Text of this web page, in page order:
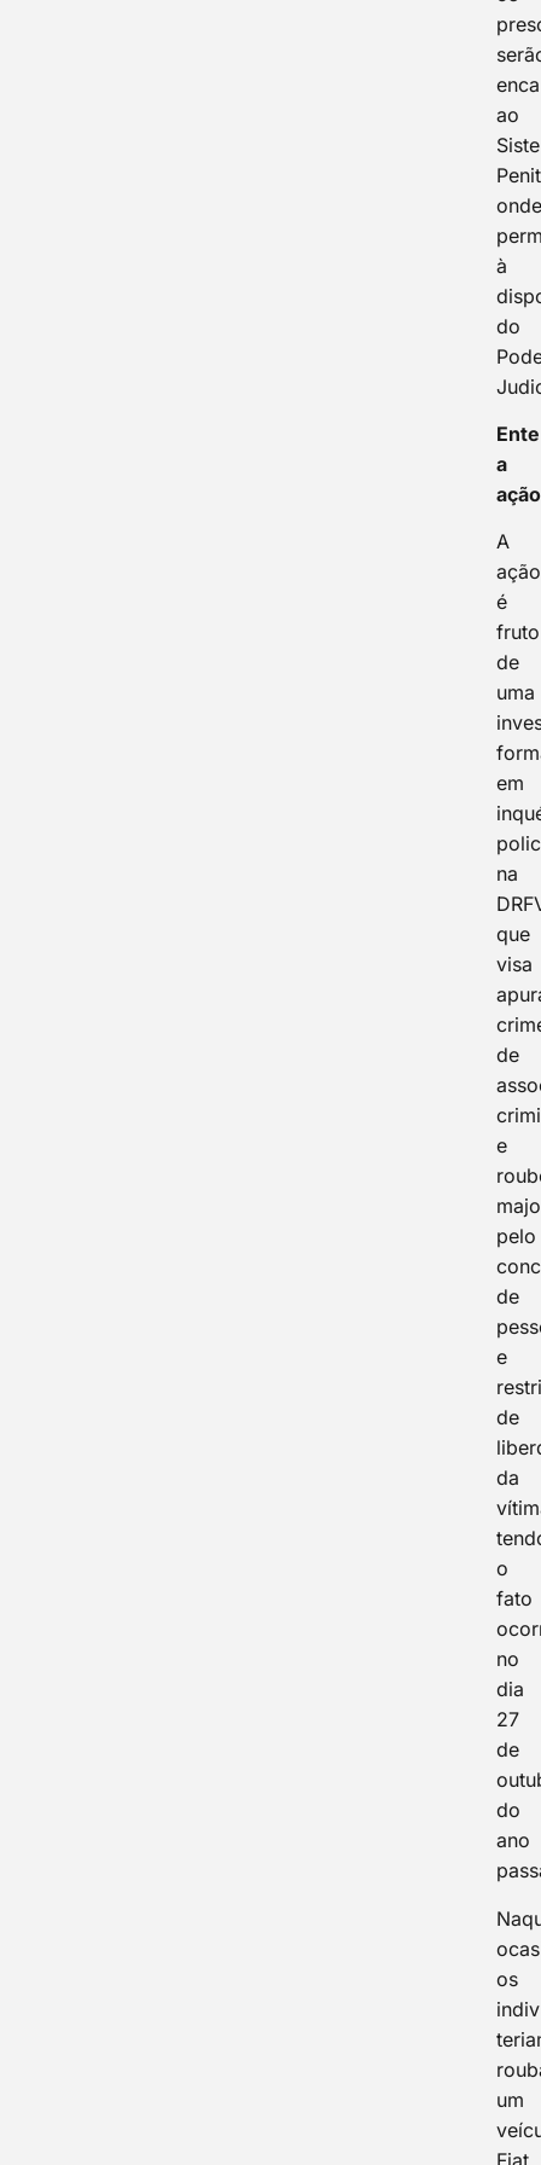
ao
à
do
a
ação
A
ação
é
fruto
de
uma
em
na
que
visa
de
e
pelo
de
e
de
da
o
fato
no
dia
27
de
do
ano
os
um
Fiat